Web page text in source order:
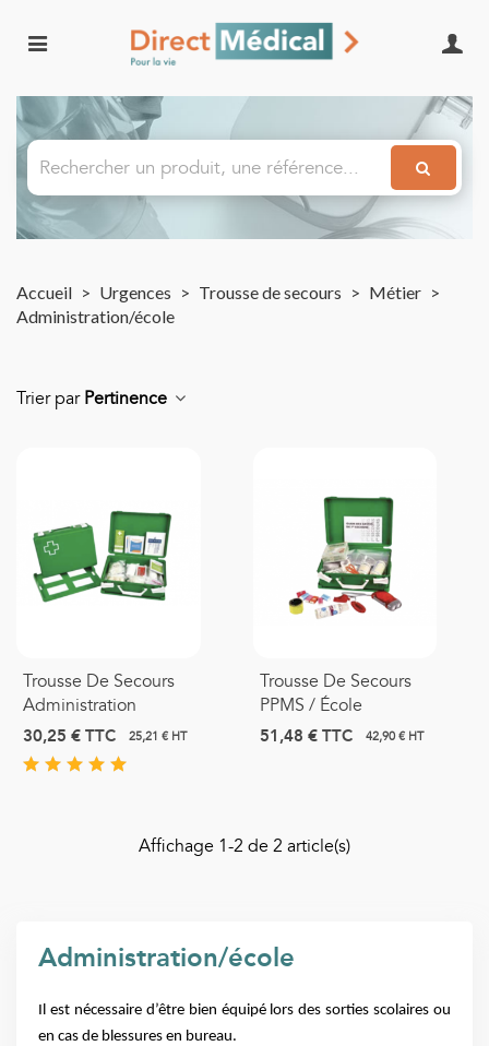
Accueil > Urgences > Trousse de secours > Métier >
Administration/école
Administration/école
Il est nécessaire d’être bien équipé lors des sorties scolaires ou
en cas de blessures en bureau.
Trier par Pertinence
Trousse De Secours
Administration
30,25 €TTC 25,21 € HT
Trousse De Secours
PPMS / École
51,48 €TTC 42,90 € HT
Affichage 1-2 de 2 article(s)